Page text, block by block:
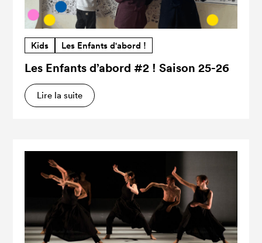
Kids Les Enfants d'abord !
Les Enfants d’abord #2 ! Saison 25-26
Lire la suite